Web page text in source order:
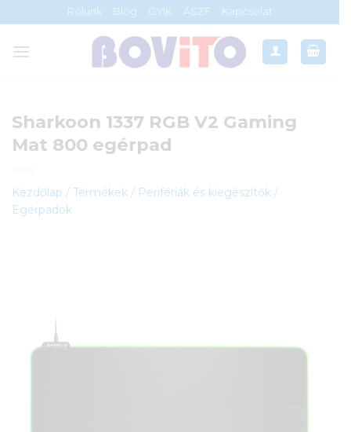
to
content
Rólunk Blog GYIK ÁSZF Kapcsolat
Sharkoon 1337 RGB V2 Gaming
Mat 800 egérpad
Kezdőlap / Termékek / Perifériák és kiegészítők /
Egérpadok